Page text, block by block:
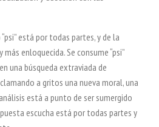
está por todas partes, y de la
enloquecida. Se consume “psi”
una búsqueda extraviada de
a gritos una nueva moral, una
está a punto de ser sumergido
escucha está por todas partes y